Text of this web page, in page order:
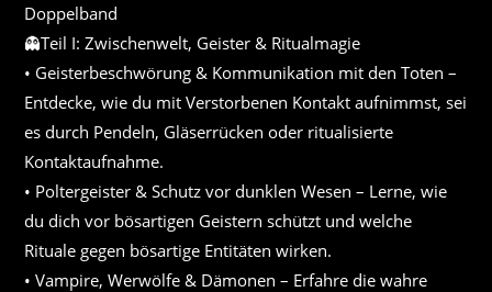
Doppelband
👻Teil I: Zwischenwelt, Geister & Ritualmagie
• Geisterbeschwörung & Kommunikation mit den Toten –
Entdecke, wie du mit Verstorbenen Kontakt aufnimmst, sei
es durch Pendeln, Gläserrücken oder ritualisierte
Kontaktaufnahme.
• Poltergeister & Schutz vor dunklen Wesen – Lerne, wie
du dich vor bösartigen Geistern schützt und welche
Rituale gegen bösartige Entitäten wirken.
• Vampire, Werwölfe & Dämonen – Erfahre die wahre